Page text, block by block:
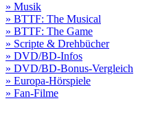
» Musik
» BTTF: The Musical
» BTTF: The Game
» Scripte & Drehbücher
» DVD/BD-Infos
» DVD/BD-Bonus-Vergleich
» Europa-Hörspiele
» Fan-Filme